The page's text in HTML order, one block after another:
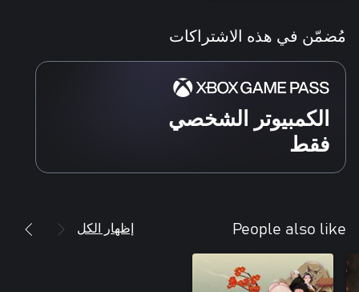
مُضمّن في هذه الاشتراكات
الكمبيوتر الشخصي
فقط
People also like إظهار الكل